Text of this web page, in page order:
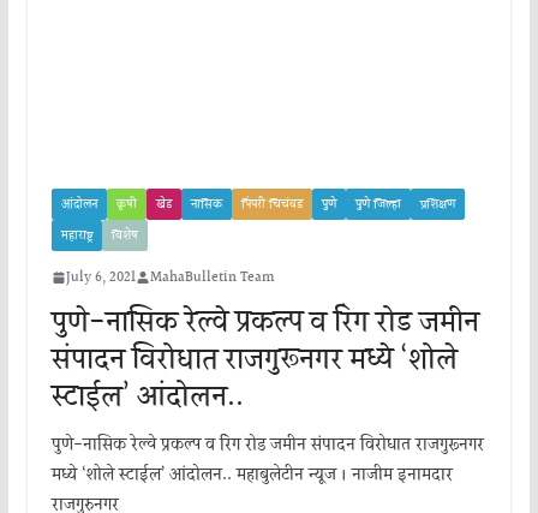
आंदोलन कृषी खेड नासिक पिंपरी चिचंवड पुणे पुणे जिल्हा
प्रशिक्षण
महाराष्ट्र
विशेष
July 6, 2021 MahaBulletin Team
पुणे-नासिक रेल्वे प्रकल्प व रिंग रोड जमीन
संपादन विरोधात राजगुरूनगर मध्ये ‘शोले
स्टाईल’ आंदोलन..
पुणे-नासिक रेल्वे प्रकल्प व रिंग रोड जमीन संपादन विरोधात राजगुरूनगर
मध्ये ‘शोले स्टाईल’ आंदोलन.. महाबुलेटीन न्यूज । नाजीम इनामदार
राजगुरुनगर